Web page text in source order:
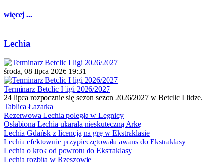
więcej ...
Lechia
środa, 08 lipca 2026 19:31
Terminarz Betclic I ligi 2026/2027
24 lipca rozpocznie się sezon sezon 2026/2027 w Betclic I lidze.
Tablica Łazarka
Rezerwowa Lechia poległa w Legnicy
Osłabiona Lechia ukarała nieskuteczną Arkę
Lechia Gdańsk z licencją na grę w Ekstraklasie
Lechia efektownie przypieczętowała awans do Ekstraklasy
Lechia o krok od powrotu do Ekstraklasy
Lechia rozbita w Rzeszowie